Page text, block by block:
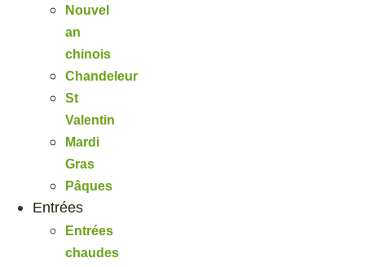
Nouvel
an
chinois
Chandeleur
St
Valentin
Mardi
Gras
Pâques
Entrées
Entrées
chaudes